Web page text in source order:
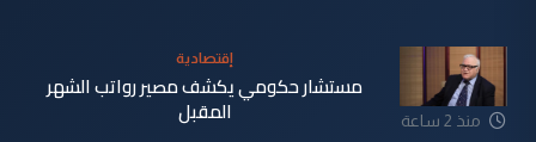
منذ 2 ساعة
إقتصادية
مستشار حكومي يكشف مصير رواتب الشهر
المقبل